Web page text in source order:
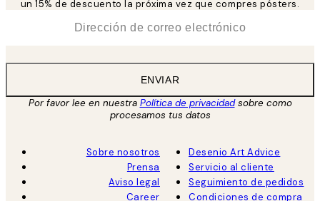
un 15% de descuento la próxima vez que compres pósters.
ENVIAR
Por favor lee en nuestra Política de privacidadsobre como
procesamos tus datos
Sobre nosotros
Prensa
Aviso legal
Career
Desenio Art Advice
Servicio al cliente
Seguimiento de pedidos
Condiciones de compra